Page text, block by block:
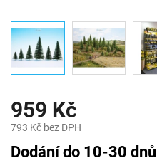
959 Kč
793 Kč bez DPH
Měrná
cena:
Dodání do 10-30 dnů